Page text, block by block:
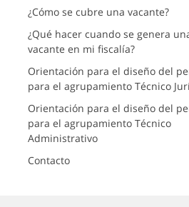
¿Cómo se cubre una vacante?
¿Qué hacer cuando se genera
vacante en mi fiscalía?
Orientación para el diseño del
para el agrupamiento Técnico
Orientación para el diseño del
para el agrupamiento Técnico
Administrativo
Contacto